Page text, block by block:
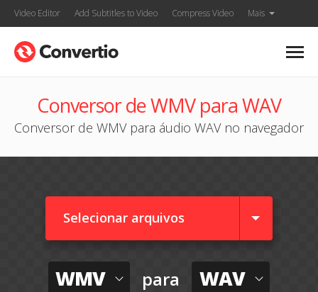
Video Editor Add Subtitles to Video Compress Video Mais
Conversor de WMV para WAV
Conversor de WMV para áudio WAV no navegador
Selecionar arquivos
WMV para WAV